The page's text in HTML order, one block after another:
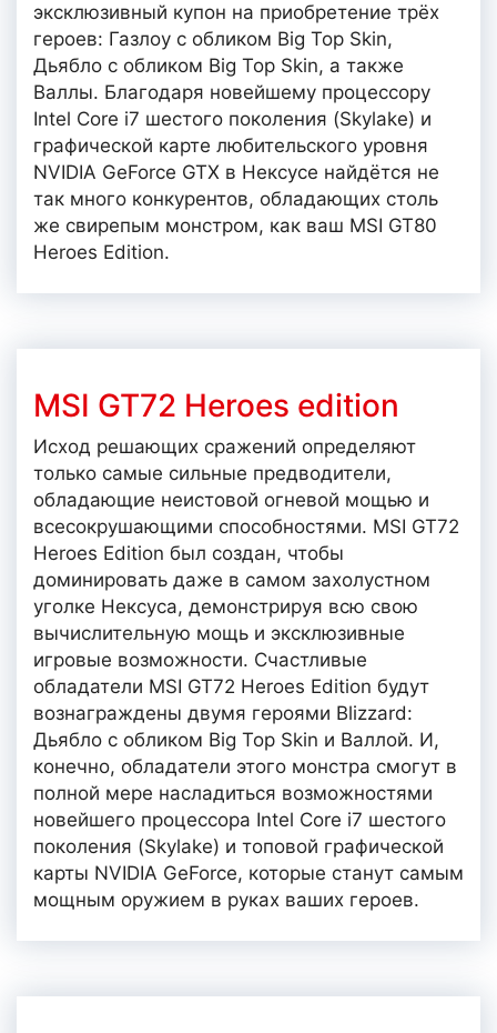
эксклюзивный купон на приобретение трёх
героев: Газлоу с обликом Big Top Skin,
Дьябло с обликом Big Top Skin, а также
Валлы. Благодаря новейшему процессору
Intel Core i7 шестого поколения (Skylake) и
графической карте любительского уровня
NVIDIA GeForce GTX в Нексусе найдётся не
так много конкурентов, обладающих столь
же свирепым монстром, как ваш MSI GT80
Heroes Edition.
MSI GT72 Heroes edition
Исход решающих сражений определяют
только самые сильные предводители,
обладающие неистовой огневой мощью и
всесокрушающими способностями. MSI GT72
Heroes Edition был создан, чтобы
доминировать даже в самом захолустном
уголке Нексуса, демонстрируя всю свою
вычислительную мощь и эксклюзивные
игровые возможности. Счастливые
обладатели MSI GT72 Heroes Edition будут
вознаграждены двумя героями Blizzard:
Дьябло с обликом Big Top Skin и Валлой. И,
конечно, обладатели этого монстра смогут в
полной мере насладиться возможностями
новейшего процессора Intel Core i7 шестого
поколения (Skylake) и топовой графической
карты NVIDIA GeForce, которые станут самым
мощным оружием в руках ваших героев.